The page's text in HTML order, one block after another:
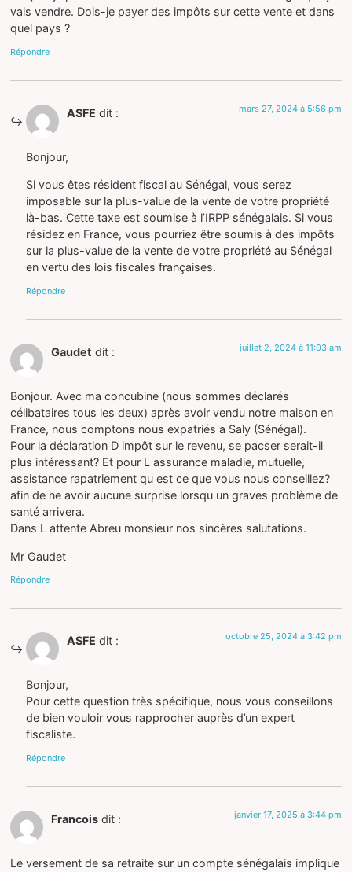
vais vendre. Dois-je payer des impôts sur cette vente et dans
quel pays ?
Répondre
ASFE dit : mars 27, 2024 à 5:56 pm
Bonjour,
Si vous êtes résident fiscal au Sénégal, vous serez
imposable sur la plus-value de la vente de votre propriété
là-bas. Cette taxe est soumise à l’IRPP sénégalais. Si vous
résidez en France, vous pourriez être soumis à des impôts
sur la plus-value de la vente de votre propriété au Sénégal
en vertu des lois fiscales françaises.
Répondre
Gaudet dit : juillet 2, 2024 à 11:03 am
Bonjour. Avec ma concubine (nous sommes déclarés
célibataires tous les deux) après avoir vendu notre maison en
France, nous comptons nous expatriés a Saly (Sénégal).
Pour la déclaration D impôt sur le revenu, se pacser serait-il
plus intéressant? Et pour L assurance maladie, mutuelle,
assistance rapatriement qu est ce que vous nous conseillez?
afin de ne avoir aucune surprise lorsqu un graves problème de
santé arrivera.
Dans L attente Abreu monsieur nos sincères salutations.
Mr Gaudet
Répondre
ASFE dit : octobre 25, 2024 à 3:42 pm
Bonjour,
Pour cette question très spécifique, nous vous conseillons
de bien vouloir vous rapprocher auprès d’un expert
fiscaliste.
Répondre
Francois dit : janvier 17, 2025 à 3:44 pm
Le versement de sa retraite sur un compte sénégalais implique